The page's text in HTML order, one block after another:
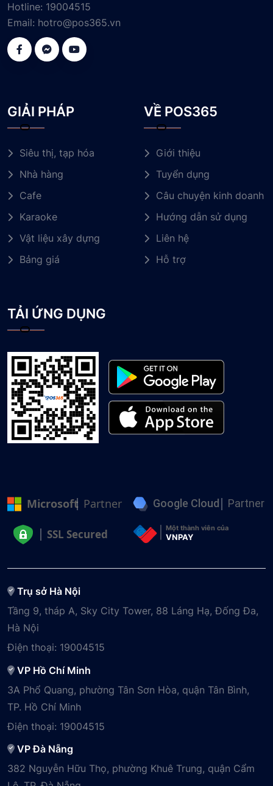
Hotline: 19004515
Email: hotro@pos365.vn
GIẢI PHÁP
Siêu thị, tạp hóa
Nhà hàng
Cafe
Karaoke
Vật liệu xây dựng
Bảng giá
VỀ POS365
Giới thiệu
Tuyển dụng
Câu chuyện kinh doanh
Hướng dẫn sử dụng
Liên hệ
Hỗ trợ
TẢI ỨNG DỤNG
Microsoft Partner Google Cloud Partner
SSL Secured Một thành viên của
VNPAY
Trụ sở Hà Nội
Tầng 9, tháp A, Sky City Tower, 88 Láng Hạ, Đống Đa,
Hà Nội
Điện thoại: 19004515
VP Hồ Chí Minh
3A Phổ Quang, phường Tân Sơn Hòa, quận Tân Bình,
TP. Hồ Chí Minh
Điện thoại: 19004515
VP Đà Nẵng
382 Nguyễn Hữu Thọ, phường Khuê Trung, quận Cẩm